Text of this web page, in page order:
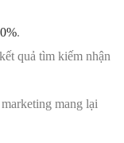
.
quả tìm kiếm nhận
mang lại